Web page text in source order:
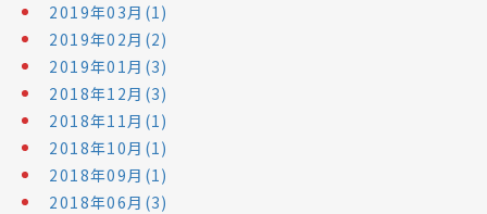
2019年03月(1)
2019年02月(2)
2019年01月(3)
2018年12月(3)
2018年11月(1)
2018年10月(1)
2018年09月(1)
2018年06月(3)